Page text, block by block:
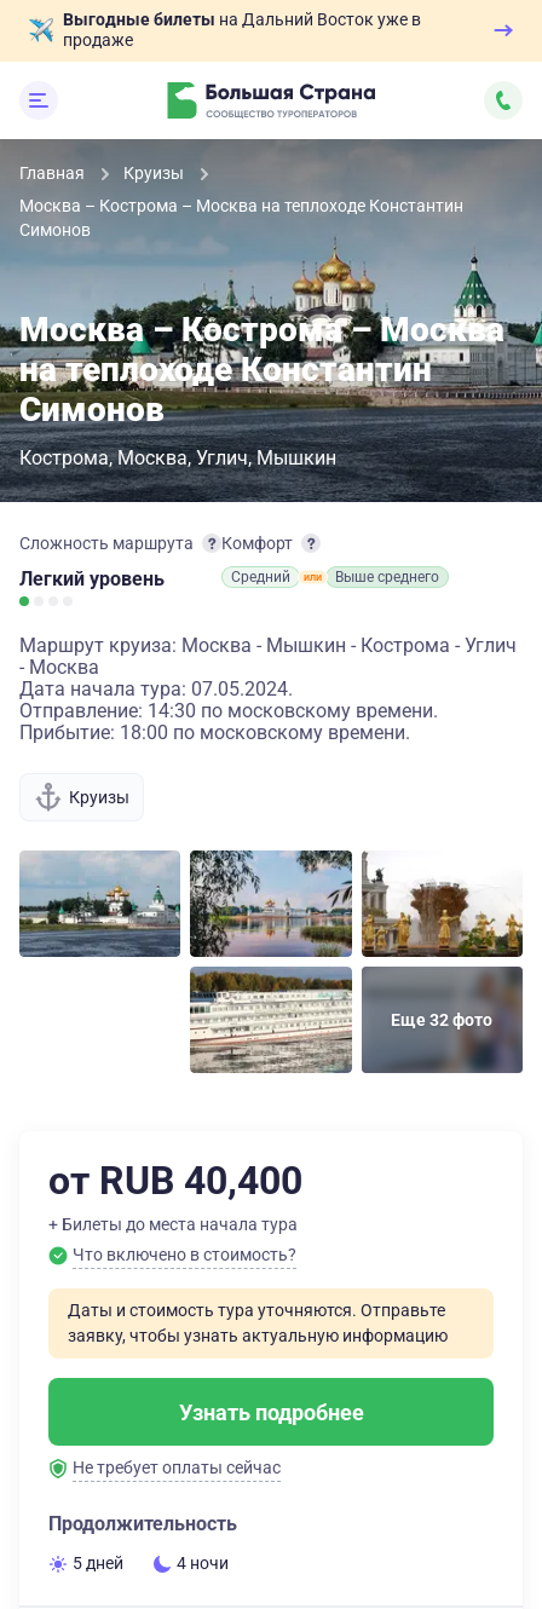
Выгодные билеты на Дальний Восток уже в
продаже
Главная
Круизы
Москва – Кострома – Москва на теплоходе Константин
Симонов
Москва – Кострома – Москва
на теплоходе Константин
Симонов
Кострома Москва Углич Мышкин
Сложность маршрута
Легкий уровень
Комфорт
Средний Выше среднего
Маршрут круиза: Москва - Мышкин - Кострома - Углич
- Москва
Дата начала тура: 07.05.2024.
Отправление: 14:30 по московскому времени.
Прибытие: 18:00 по московскому времени.
Круизы
Еще 32 фото
от RUB 40,400
+ Билеты до места начала тура
Что включено в стоимость?
Даты и стоимость тура уточняются. Отправьте
заявку, чтобы узнать актуальную информацию
Узнать подробнее
Не требует оплаты сейчас
Продолжительность
5 дней 4 ночи